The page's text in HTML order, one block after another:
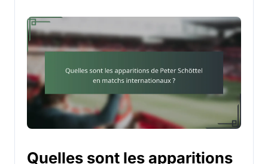
Quelles sont les apparitions